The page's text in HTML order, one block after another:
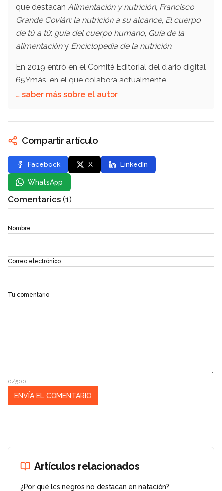
que destacan Alimentación y nutrición, Francisco
Grande Covián: la nutrición a su alcance, El cuerpo
de tú a tú: guía del cuerpo humano Guía de la
alimentacióny Enciclopedia de la nutrición.
En 2019 entró en el Comité Editorial del diario digital
65Ymás, en el que colabora actualmente.
… saber más sobre el autor
Compartir artículo
Facebook X LinkedIn
WhatsApp
Comentarios (1)
Nombre
Correo electrónico
Tu comentario
0/500
Artículos relacionados
¿Por qué los negros no destacan en natación?